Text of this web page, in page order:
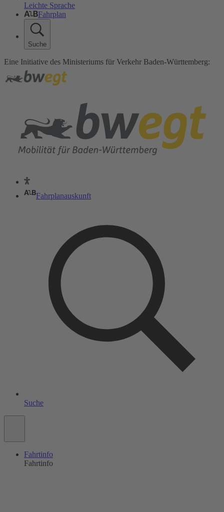
Leichte Sprache
Fahrplan
Suche
Eine Initiative des Ministeriums für Verkehr Baden-Württemberg:
Fahrplanauskunft
Suche
Fahrtinfo
Fahrtinfo